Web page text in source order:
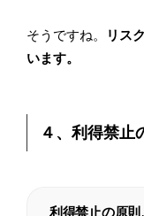
そうですね。
リス
います。
４、利得禁止
利得禁止の原則